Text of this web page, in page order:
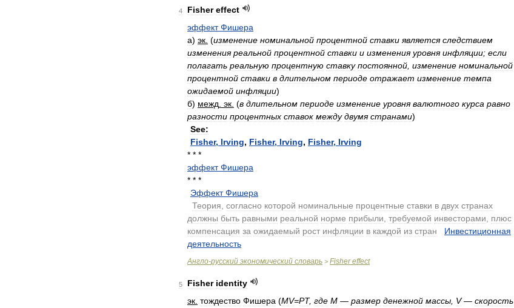
4 Fisher effect
эффект Фишера
а) эк (изменение номинальной процентной ставки является следствием
изменения реальной процентной ставки и изменения уровня инфляции; если
полагать реальную процентную ставку постоянной изменение номинальной
процентной ставки в длительном периоде отражает изменение темпа
ожидаемой инфляции)
б) межд эк (в длительном периоде изменение уровня валютного курса равно
разности процентных ставок между двумя странами)
See:
Fisher, Irving, Fisher, Irving, Fisher, Irving
* * *
эффект Фишера
* * *
Эффект Фишера
Теория согласно которой номинальные процентные ставки в двух странах
должны быть равными реальной норме прибыли требуемой инвесторами
плюс
компенсация за ожидаемый рост инфляции в каждой из стран
Инвестиционная
деятельность
Англо-русский экономический словарь > Fisher effect
5 Fisher identity
эк тождество Фишера (MV=PT, где M — размер денежной массы V— скорость